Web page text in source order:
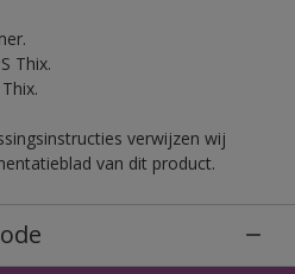
Thix.
verwijzen wij
van dit product.